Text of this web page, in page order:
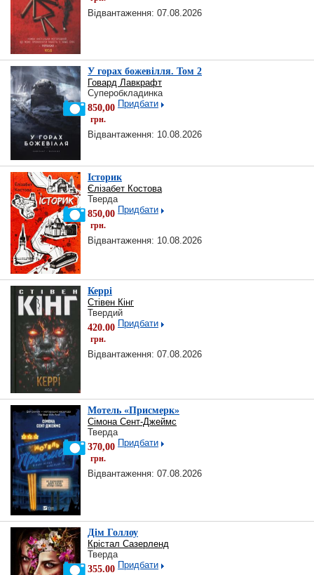
Відвантаження: 07.08.2026
У горах божевілля. Том 2
Говард Лавкрафт
Суперобкладинка
850,00
грн.
Придбати
Відвантаження: 10.08.2026
Історик
Єлізабет Костова
Тверда
850,00
грн.
Придбати
Відвантаження: 10.08.2026
Керрі
Стівен Кінг
Твердий
420.00
грн.
Придбати
Відвантаження: 07.08.2026
Мотель «Присмерк»
Сімона Сент-Джеймс
Тверда
370,00
грн.
Придбати
Відвантаження: 07.08.2026
Дім Голлоу
Крістал Сазерленд
Тверда
355.00 Придбати